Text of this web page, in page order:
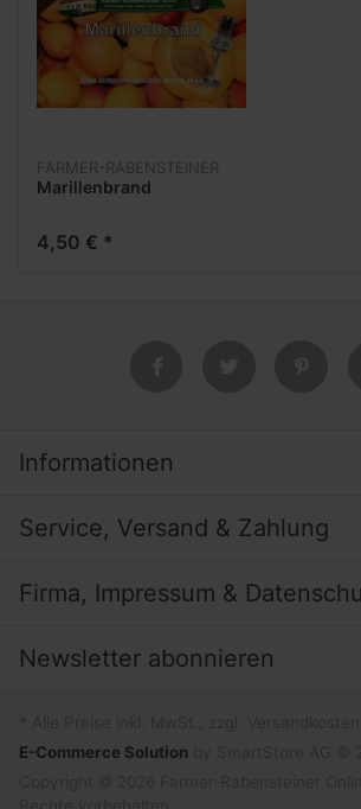
FARMER-RABENSTEINER
Marillenbrand
4,50 € *
Informationen
Service, Versand & Zahlung
Firma, Impressum &
Newsletter abonnieren
E-Commerce Solution